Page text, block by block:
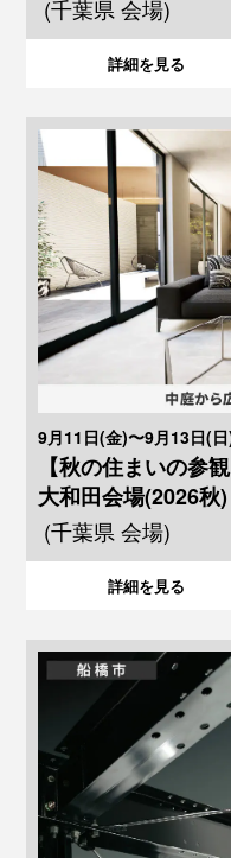
(千葉県 会場)
詳細を見る
9月11日(金)〜9月13日(
【秋の住まいの
大和田会場(2026秋)
(千葉県 会場)
詳細を見る